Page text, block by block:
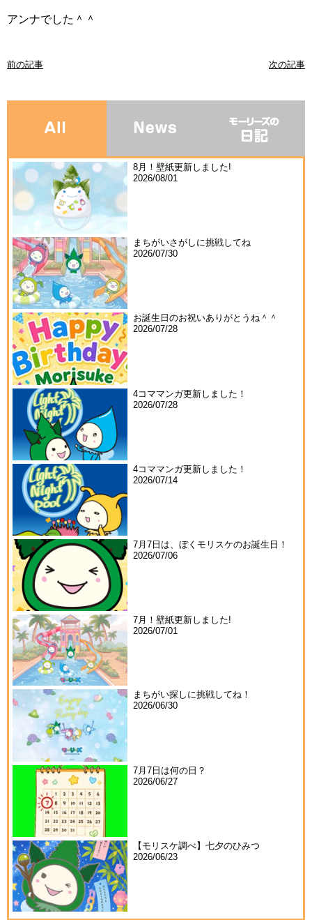
アンナでした＾＾
前の記事 次の記事
8月！壁紙更新しました!
2026/08/01
まちがいさがしに挑戦してね
2026/07/30
お誕生日のお祝いありがとうね＾＾
2026/07/28
4コママンガ更新しました！
2026/07/28
4コママンガ更新しました！
2026/07/14
7月7日は、ぼくモリスケのお誕生日！
2026/07/06
7月！壁紙更新しました!
2026/07/01
まちがい探しに挑戦してね！
2026/06/30
7月7日は何の日？
2026/06/27
【モリスケ調べ】七夕のひみつ
2026/06/23